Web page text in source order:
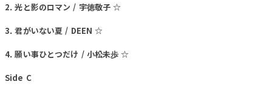
2. 光と影のロマン / 宇徳敬子 ☆
3. 君がいない夏 / DEEN ☆
4. 願い事ひとつだけ / 小松未歩 ☆
Side C